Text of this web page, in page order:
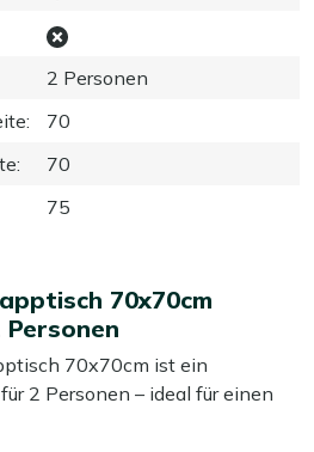
2 Personen
:
70
:
70
75
70x70cm
70x70cm ist ein
2 Personen – ideal für einen